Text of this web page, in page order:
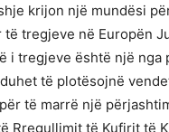
krijon një mundësi
të tregjeve në Europën
i tregjeve është një nga
të plotësojnë
të marrë një
Rregullimit të Kufirit të